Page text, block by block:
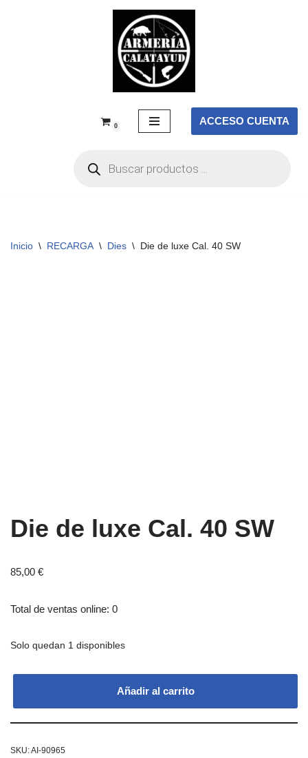
0 ACCESO CUENTA
Inicio \ RECARGA \ Dies \ Die de luxe Cal. 40 SW
Die de luxe Cal. 40 SW
85,00 €
Total de ventas online: 0
Solo quedan 1 disponibles
Añadir al carrito
SKU:AI-90965